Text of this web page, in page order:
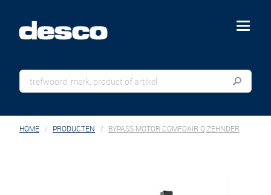
menu
HOME PRODUCTEN BYPASS MOTOR COMFOAIR Q ZEHNDER